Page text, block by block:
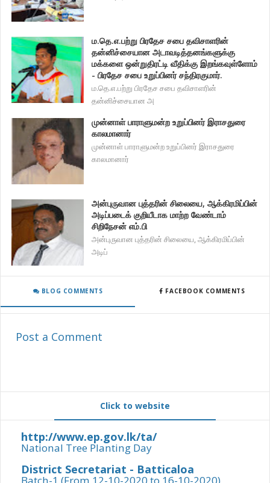
ம.தெ.எ.பற்று பிரதேச சபை தவிசாளரின்
தன்னிச்சையான அடாவடித்தனங்களுக்கு
மக்களை ஒன்றுதிரட்டி வீதிக்கு இறங்கவுள்ளோம்
- பிரதேச சபை உறுப்பினர் சந்திரகுமார்.
ம.தெ.எ.பற்று பிரதேச சபை தவிசாளரின்
தன்னிச்சையான அ
முன்னாள் பாராளுமன்ற உறுப்பினர் இராசதுரை
காலமானார்
முன்னாள் பாராளுமன்ற உறுப்பினர் இராசதுரை
காலமானார்
அன்புருவான புத்தரின் சிலையை, ஆக்கிரமிப்பின்
அடிப்படைக் குறியீடாக மாற்ற வேண்டாம்
சிறிநேசன் எம்.பி
அன்புருவான புத்தரின் சிலையை, ஆக்கிரமிப்பின்
அடிப்
BLOG COMMENTS FACEBOOK COMMENTS
Post a Comment
Click to website
http://www.ep.gov.lk/ta/
National Tree Planting Day
District Secretariat - Batticaloa
Batch-1 (From 12-10-2020 to 16-10-2020)